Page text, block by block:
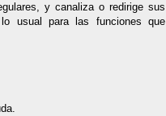
y canaliza o redirige sus
usual para las funciones que